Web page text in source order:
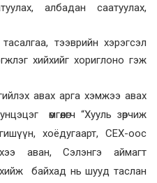
албадан саатуулах,
тээврийн хэрэгсэл
хийхийг хориглоно гэж
авах арга хэмжээ авах
өмгөөлөгч “Хууль зөрчиж
хоёдугаарт, СЕХ-оос
аван, Сэлэнгэ аймагт
хийж байхад нь шууд таслан